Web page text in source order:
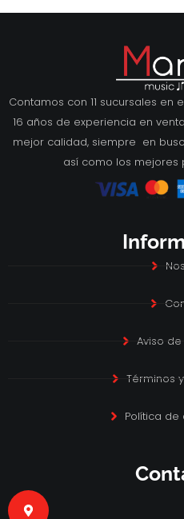
Contamos con 11 sucursales
16 años de experiencia en
mejor calidad, siempre en
así como los mejores
Aviso
Términos
Política de